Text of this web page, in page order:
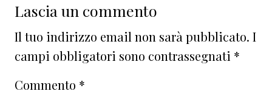
Lascia un commento
Il tuo indirizzo email non sarà pubblicato. I
campi obbligatori sono contrassegnati *
Commento *